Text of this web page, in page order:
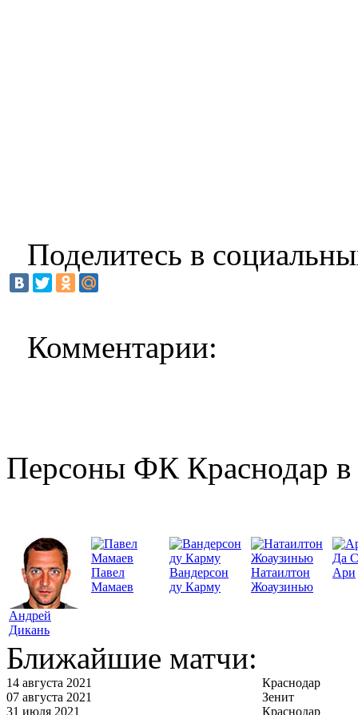
Поделитесь в
Комментарии:
Персоны ФК Краснодар в
Андрей
Дикань
Павел
Мамаев
Вандерсон
ду Карму
Натаилтон
Жоаузинью
Да
Ари
Ближайшие матчи:
14 августа 2021
Краснодар
07 августа 2021
Зенит
31 июля 2021
Краснодар